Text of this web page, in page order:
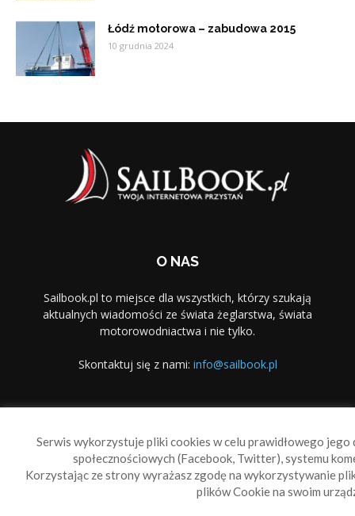
Łódź motorowa – zabudowa 2015
10 grudnia 2024
O NAS
Sailbook.pl to miejsce dla wszystkich, którzy szukają
aktualnych wiadomości ze świata żeglarstwa, świata
motorowodniactwa i nie tylko.
Skontaktuj się z nami: info@sailbook.pl
Serwis wykorzystuje pliki cookies w celu prawidłowego
społecznościowych (Facebook, Twitter), systemu
Korzystając ze strony wyrażasz zgodę na wykorzystywanie
plików Cookie na swoim